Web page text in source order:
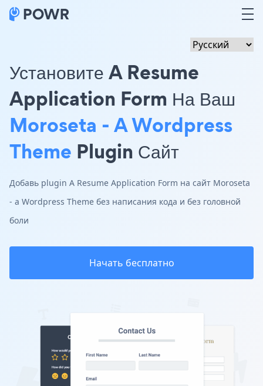
Установите A Resume
Application Form На Ваш
Moroseta - A Wordpress
Theme Plugin Сайт
Добавь plugin A Resume Application Form на сайт Moroseta
- a Wordpress Theme без написания кода и без головной
боли
Начать бесплатно